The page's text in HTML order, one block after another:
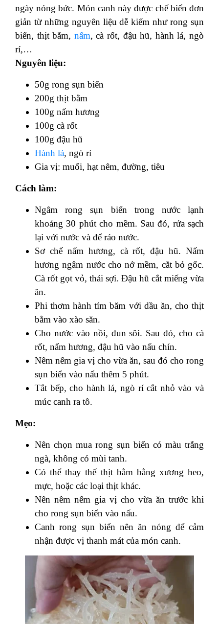
ngày nóng bức. Món canh này được chế biến đơn
giản từ những nguyên liệu dễ kiếm như rong sụn
biển, thịt bằm, nấm, cà rốt, đậu hũ, hành lá, ngò
rí,…
Nguyên liệu:
50g rong sụn biển
200g thịt bằm
100g nấm hương
100g cà rốt
100g đậu hũ
Hành lá, ngò rí
Gia vị: muối, hạt nêm, đường, tiêu
Cách làm:
Ngâm rong sụn biển trong nước lạnh
khoảng 30 phút cho mềm. Sau đó, rửa sạch
lại với nước và để ráo nước.
Sơ chế nấm hương, cà rốt, đậu hũ. Nấm
hương ngâm nước cho nở mềm, cắt bỏ gốc.
Cà rốt gọt vỏ, thái sợi. Đậu hũ cắt miếng vừa
ăn.
Phi thơm hành tím băm với dầu ăn, cho thịt
bằm vào xào săn.
Cho nước vào nồi, đun sôi. Sau đó, cho cà
rốt, nấm hương, đậu hũ vào nấu chín.
Nêm nếm gia vị cho vừa ăn, sau đó cho rong
sụn biển vào nấu thêm 5 phút.
Tắt bếp, cho hành lá, ngò rí cắt nhỏ vào và
múc canh ra tô.
Mẹo:
Nên chọn mua rong sụn biển có màu trắng
ngà, không có mùi tanh.
Có thể thay thế thịt bằm bằng xương heo,
mực, hoặc các loại thịt khác.
Nên nêm nếm gia vị cho vừa ăn trước khi
cho rong sụn biển vào nấu.
Canh rong sụn biển nên ăn nóng để cảm
nhận được vị thanh mát của món canh.